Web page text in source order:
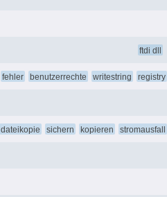
ftdi dll
fehler benutzerrechte writestring registry
dateikopie sichern kopieren stromausfall